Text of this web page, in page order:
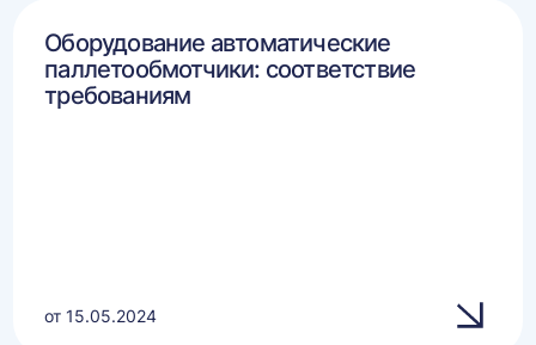
Оборудование автоматические
паллетообмотчики: соответствие
требованиям
от 15.05.2024